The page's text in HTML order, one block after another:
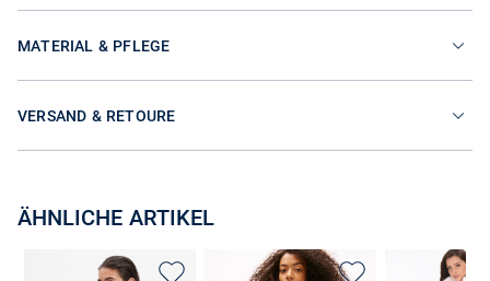
MATERIAL & PFLEGE
VERSAND & RETOURE
ÄHNLICHE ARTIKEL